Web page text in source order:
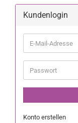
Kundenlogin
Konto erstellen